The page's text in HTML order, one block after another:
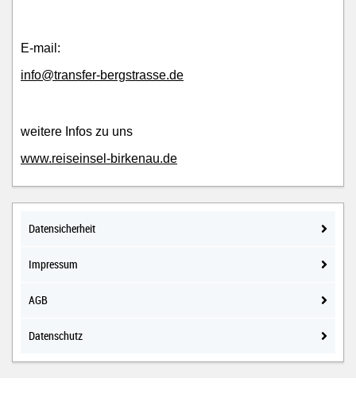
E-mail:
info@transfer-bergstrasse.de
weitere Infos zu uns
www.reiseinsel-birkenau.de
Datensicherheit
Impressum
AGB
Datenschutz